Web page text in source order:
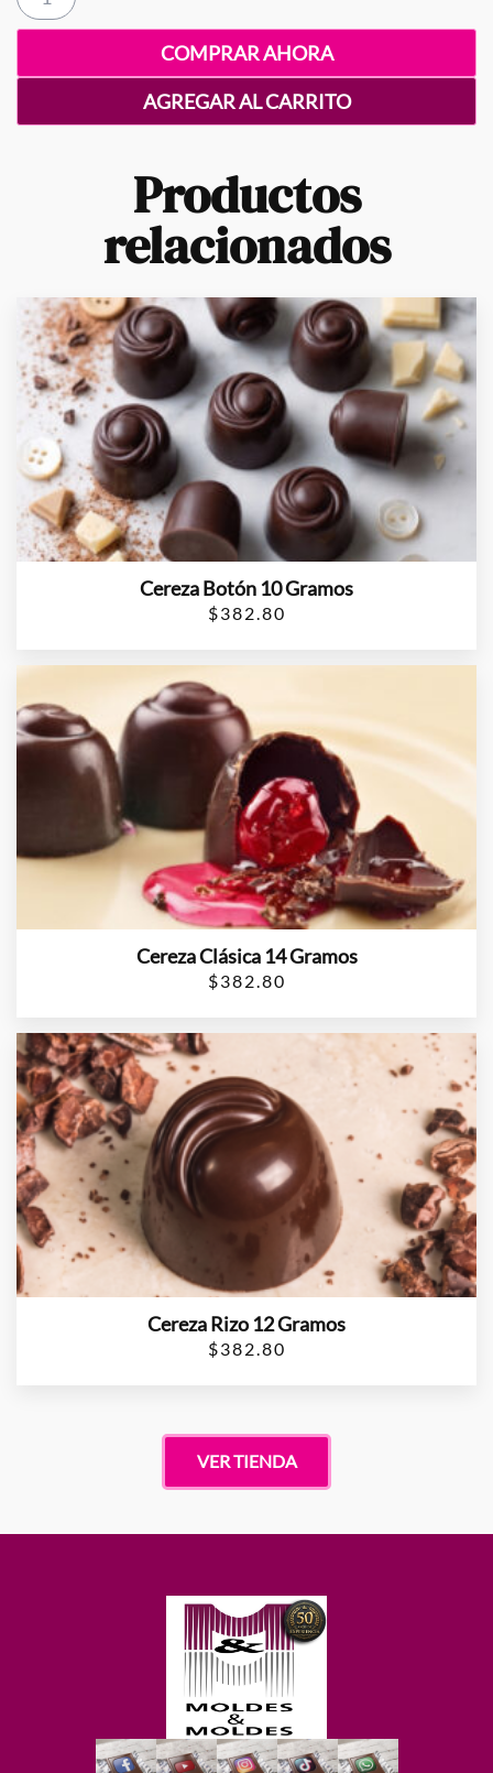
Mini
GRAMOS
AGREGAR AL CARRITO
COMPRAR AHORA
Productos
relacionados
Cereza Botón 10 Gramos
$382.80
Cereza Clásica 14 Gramos
$382.80
Cereza Rizo 12 Gramos
$382.80
VER TIENDA